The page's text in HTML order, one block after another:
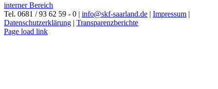
interner Bereich
Tel. 0681 / 93 62 59 - 0 | info@skf-saarland.de | Impressum |
Datenschutzerklärung | Transparenzberichte
Facebook
Page load link